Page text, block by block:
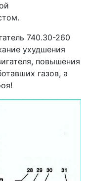
740.30-260
ухудшения
повышения
газов, а